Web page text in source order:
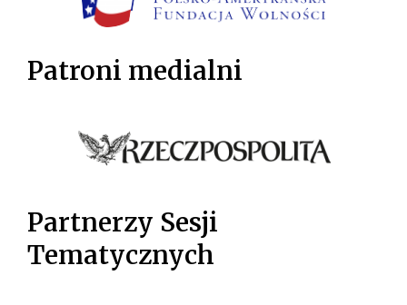
Patroni medialni
Partnerzy Sesji
Tematycznych